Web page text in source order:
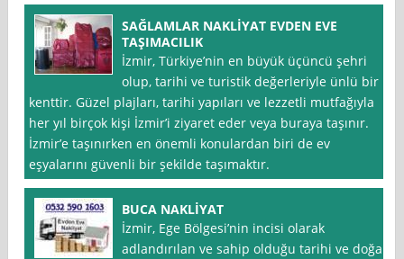
SAĞLAMLAR NAKLİYAT EVDEN EVE
TAŞIMACILIK
İzmir, Türkiye’nin en büyük üçüncü şehri
olup, tarihi ve turistik değerleriyle ünlü bir
kenttir. Güzel plajları, tarihi yapıları ve lezzetli mutfağıyla
her yıl birçok kişi İzmir’i ziyaret eder veya buraya taşınır.
İzmir’e taşınırken en önemli konulardan biri de ev
eşyalarını güvenli bir şekilde taşımaktır.
BUCA NAKLİYAT
İzmir, Ege Bölgesi’nin incisi olarak
adlandırılan ve sahip olduğu tarihi ve doğal